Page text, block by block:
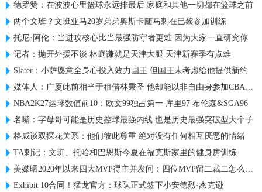
德罗赞：在波波心里篮球永远排最后 家庭和其他一切都在篮球之前
两个文班？文班亚马20岁弟弟奥斯卡随马刺在巴黎参加训练
托尼·阿伦：当进攻核心比当最强防守者更难 因为大家一直研究你
记者：抛开外援不谈 林庭谦就是天津大腿 天津新赛季有点难
Slater：小萨愿意全身心投入效力国王 但国王未考虑给他提供新约
媒体人：广厦此前相当于租借林秉圣 他却能以非自由身参加CBA选秀
NBA2K27运球数值前10：欧文99独占第一 库里97 布伦森&SGA96
名嘴：字母哥可能是历史控球最强内线 也是历史最强突破型大个子
格威谈双探花关系：他们彼此尊重 绝对没有任何相互厌恶的情绪
TA刺记：文班、托哈和巴恩斯今夏在福克斯家里的健身房训练
美媒晒2020年以来四大MVP得主并发问：四位MVP留二裁二怎么选？
Exhibit 10合同！猛龙官方：球队正式签下小安德烈·杰克逊